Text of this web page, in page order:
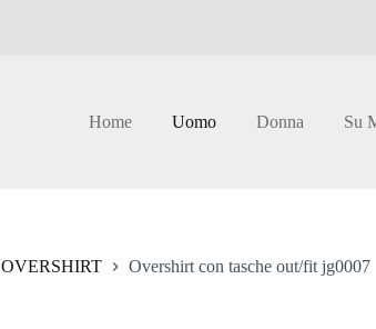
Home Uomo Donna Su
OVERSHIRT Overshirt con tasche out/fit jg0007